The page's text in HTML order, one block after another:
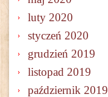
luty 2020
styczeń 2020
grudzień 2019
listopad 2019
październik 2019